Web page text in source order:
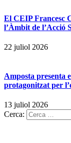
El CEIP Francesc
l’Àmbit de l’Acció
22 juliol 2026
Amposta presenta
protagonitzat per
13 juliol 2026
Cerca: